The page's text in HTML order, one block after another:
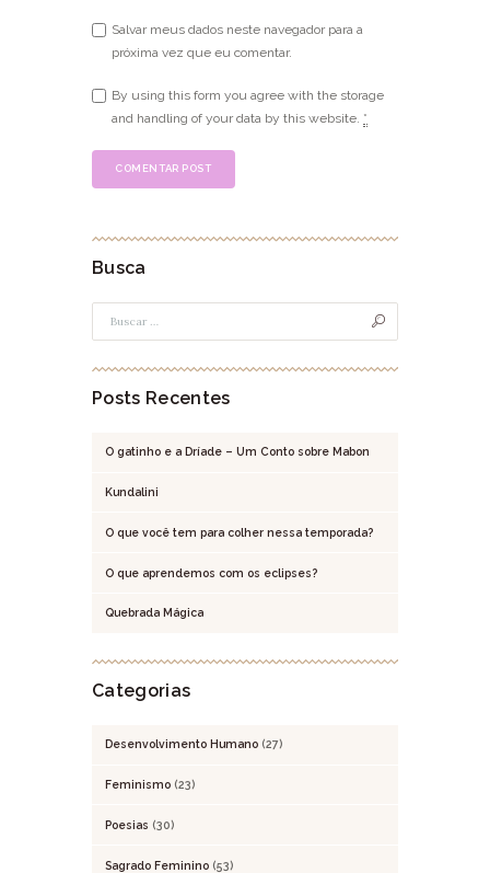
Salvar meus dados neste navegador para a
próxima vez que eu comentar.
By using this form you agree with the storage
and handling of your data by this website. *
Busca
Posts Recentes
O gatinho e a Dríade – Um Conto sobre Mabon
Kundalini
O que você tem para colher nessa temporada?
O que aprendemos com os eclipses?
Quebrada Mágica
Categorias
Desenvolvimento Humano(27)
Feminismo(23)
Poesias (30)
Sagrado Feminino(53)